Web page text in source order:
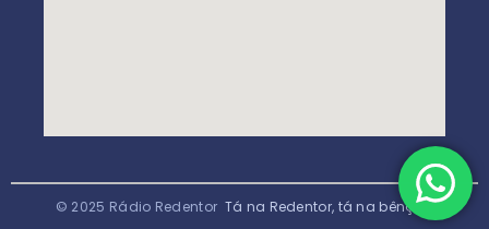
© 2025 Rádio Redentor Tá na Redentor, tá na bênção